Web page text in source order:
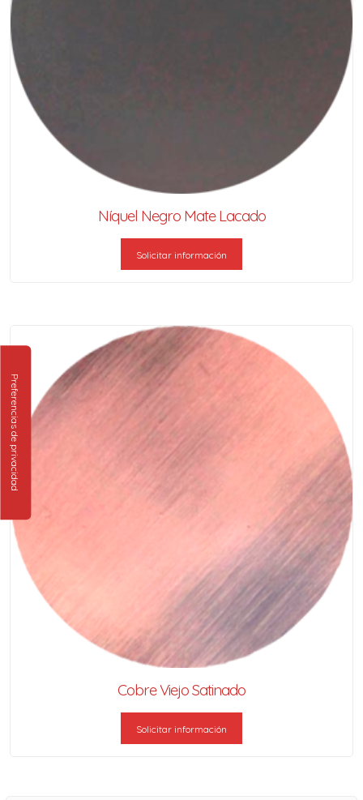
Níquel Negro Mate Lacado
Solicitar información
Cobre Viejo Satinado
Solicitar información